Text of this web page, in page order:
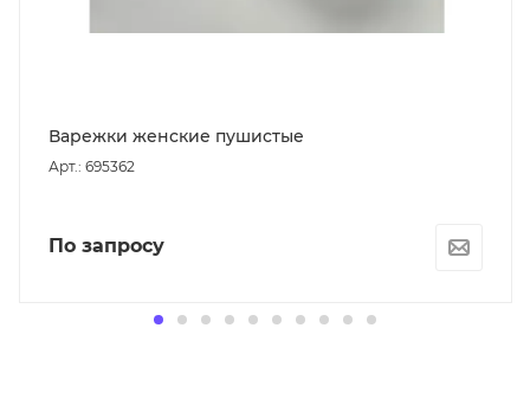
Варежки женские пушистые
Арт.: 695362
По запросу